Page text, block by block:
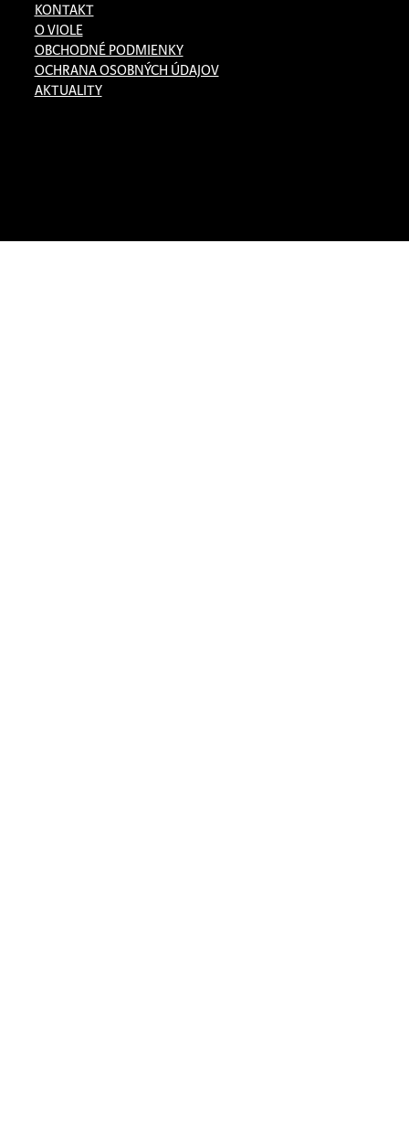
KONTAKT
O VIOLE
OBCHODNÉ PODMIENKY
OCHRANA OSOBNÝCH ÚDAJOV
AKTUALITY